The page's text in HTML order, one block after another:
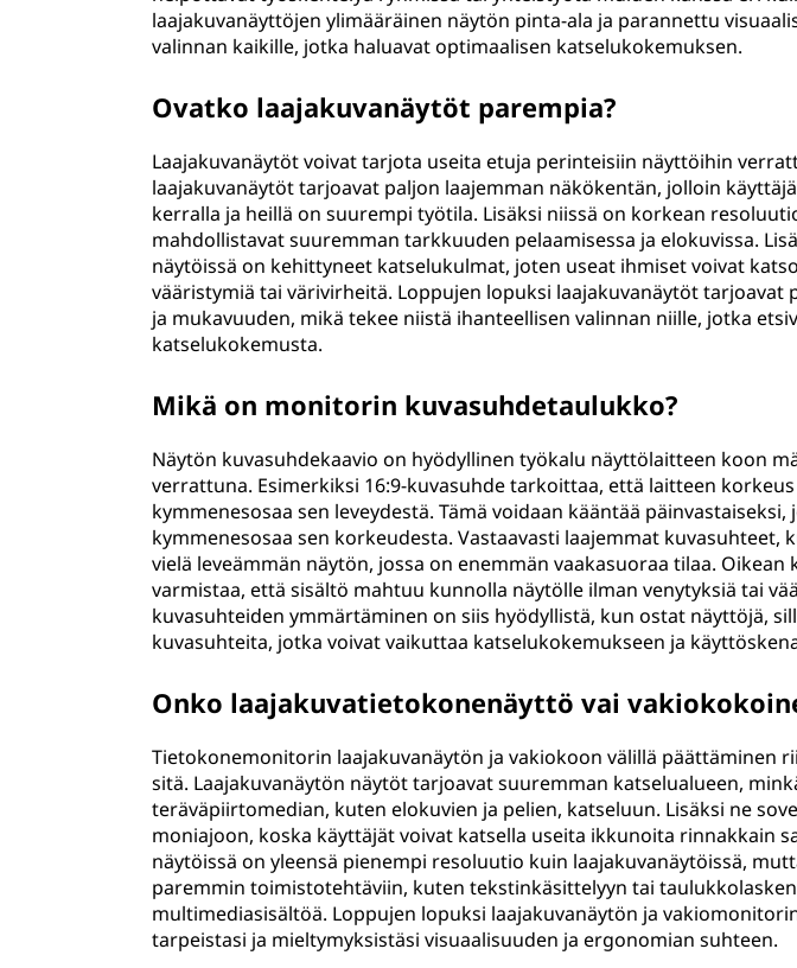
laajakuvanäyttöjen ylimääräinen näytön pinta-ala ja parannettu
valinnan kaikille, jotka haluavat optimaalisen katselukokemuksen.
Ovatko laajakuvanäytöt parempia?
Laajakuvanäytöt voivat tarjota useita etuja perinteisiin näyttöihin
laajakuvanäytöt tarjoavat paljon laajemman näkökentän, jolloin
kerralla ja heillä on suurempi työtila. Lisäksi niissä on korkean
mahdollistavat suuremman tarkkuuden pelaamisessa ja elokuvissa.
näytöissä on kehittyneet katselukulmat, joten useat ihmiset voivat
vääristymiä tai värivirheitä. Loppujen lopuksi laajakuvanäytöt tarjoavat
ja mukavuuden, mikä tekee niistä ihanteellisen valinnan niille, jotka
katselukokemusta.
Mikä on monitorin kuvasuhdetaulukko?
Näytön kuvasuhdekaavio on hyödyllinen työkalu näyttölaitteen koon
verrattuna. Esimerkiksi 16:9-kuvasuhde tarkoittaa, että laitteen
kymmenesosaa sen leveydestä. Tämä voidaan kääntää
kymmenesosaa sen korkeudesta. Vastaavasti laajemmat kuvasuhteet,
vielä leveämmän näytön, jossa on enemmän vaakasuoraa tilaa.
varmistaa, että sisältö mahtuu kunnolla näytölle ilman venytyksiä tai
kuvasuhteiden ymmärtäminen on siis hyödyllistä, kun ostat näyttöjä,
kuvasuhteita, jotka voivat vaikuttaa katselukokemukseen ja
Onko laajakuvatietokonenäyttö vai
Tietokonemonitorin laajakuvanäytön ja vakiokoon välillä päättäminen
sitä. Laajakuvanäytön näytöt tarjoavat suuremman katselualueen,
teräväpiirtomedian, kuten elokuvien ja pelien, katseluun. Lisäksi ne
moniajoon, koska käyttäjät voivat katsella useita ikkunoita rinnakkain
näytöissä on yleensä pienempi resoluutio kuin laajakuvanäytöissä,
paremmin toimistotehtäviin, kuten tekstinkäsittelyyn tai
multimediasisältöä. Loppujen lopuksi laajakuvanäytön ja
tarpeistasi ja mieltymyksistäsi visuaalisuuden ja ergonomian suhteen.